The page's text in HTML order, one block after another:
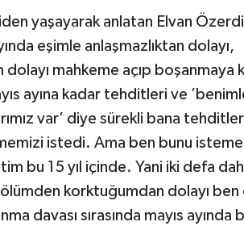
yaşayarak anlatan Elvan
eşimle anlaşmazlıktan dolayı,
dolayı mahkeme açıp boşanmaya
ayına kadar tehditleri ve
var’ diye sürekli bana
istedi. Ama ben bunu
bu 15 yıl içinde. Yani iki defa
ölümden korktuğumdan dolayı ben
davası sırasında mayıs ayında